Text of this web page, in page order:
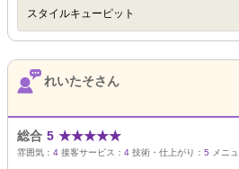
スタイルキューピット
れいたそさん
総合 5 ★★★★★
雰囲気： 4 接客サービス： 4 技術・仕上がり： 5 メニ